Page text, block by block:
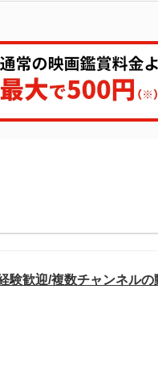
験歓迎/複数チャンネル